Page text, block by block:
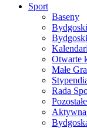
Sport
Baseny
Otwarte
Małe
Rada